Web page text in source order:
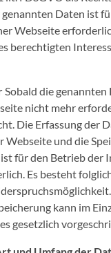
Daten ist
Webseite
berechtigten
Sobald die genannten
nicht mehr
Die Erfassung der
Webseite und die
für den Betrieb der
Es besteht
kann im
gesetzlich